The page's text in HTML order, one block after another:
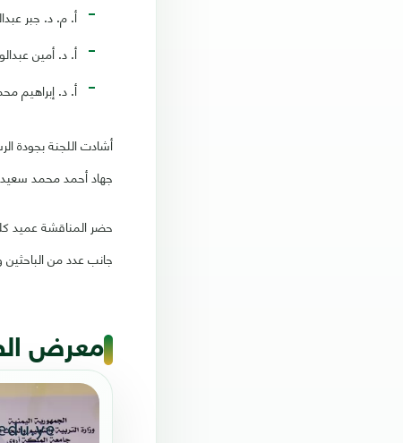
أ. م. د. جبر
أ. د. أمين
أ. د. إبراهيم
أشادت اللجنة بجودة
جهاد أحمد محمد سعيد
حضر المناقشة عميد
جانب عدد من الباحثين
معرض